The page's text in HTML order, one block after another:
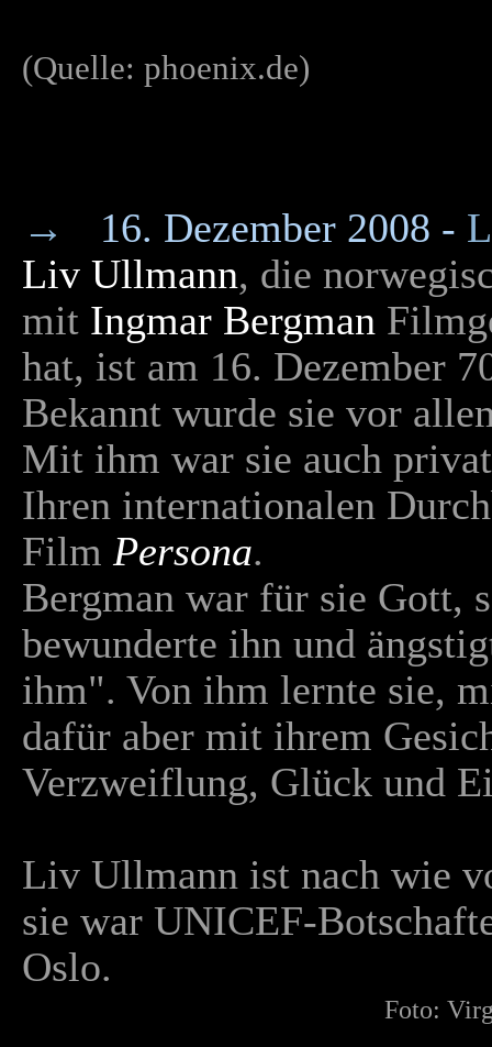
(Quelle: phoenix.de)
→ 16. Dezember 2008 -
Liv Ullmann, die
mit Ingmar Bergman
hat, ist am 16. Dezember
Bekannt wurde sie vor
Mit ihm war sie auch
Ihren internationalen
Film Persona.
Bergman war für sie Gott,
bewunderte ihn und
ihm". Von ihm lernte sie,
dafür aber mit ihrem
Verzweiflung, Glück und
Liv Ullmann ist nach wie
sie war UNICEF-
Oslo.
Foto: